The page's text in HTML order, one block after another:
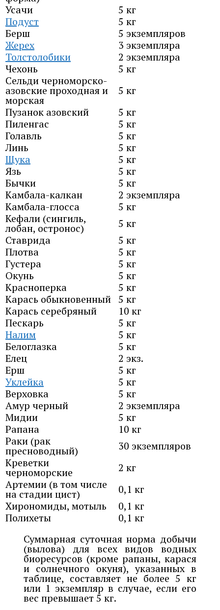
Усачи
5 кг
Подуст
5 кг
Берш
5 экземпляров
Жерех
3 экземпляра
Толстолобики
2 экземпляра
Чехонь
5 кг
Сельди черноморско-
азовские проходная и
морская
5 кг
Пузанок азовский
5 кг
Пиленгас
5 кг
Голавль
5 кг
Линь
5 кг
Щука
5 кг
Язь
5 кг
Бычки
5 кг
Камбала-калкан
2 экземпляра
Камбала-глосса
5 кг
Кефали (сингиль,
лобан, остронос)
5 кг
Ставрида
5 кг
Плотва
5 кг
Густера
5 кг
Окунь
5 кг
Красноперка
5 кг
Карась обыкновенный 5 кг
Карась серебряный
10 кг
Пескарь
5 кг
Налим
5 кг
Белоглазка
5 кг
Елец
2 экз.
Ерш
5 кг
Уклейка
5 кг
Верховка
5 кг
Амур черный
2 экземпляра
Мидии
5 кг
Рапана
10 кг
Раки (рак
пресноводный)
30 экземпляров
Креветки
черноморские
2 кг
Артемии (в том числе
на стадии цист)
0,1 кг
Хирономиды, мотыль
0,1 кг
Полихеты
0,1 кг
Суммарная суточная норма добычи
(вылова) для всех видов водных
биоресурсов (кроме рапаны, карася
и солнечного окуня), указанных в
таблице, составляет не более 5 кг
или 1 экземпляр в случае, если его
вес превышает 5 кг.